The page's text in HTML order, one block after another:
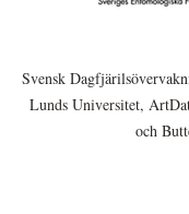
Svensk
Lunds Universitet,
och